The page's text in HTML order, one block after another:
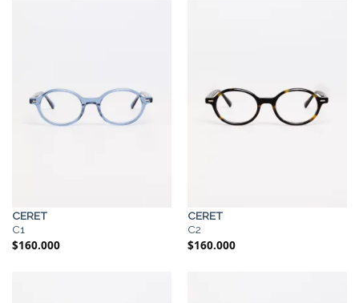
CERET
C1
$160.000
CERET
C2
$160.000